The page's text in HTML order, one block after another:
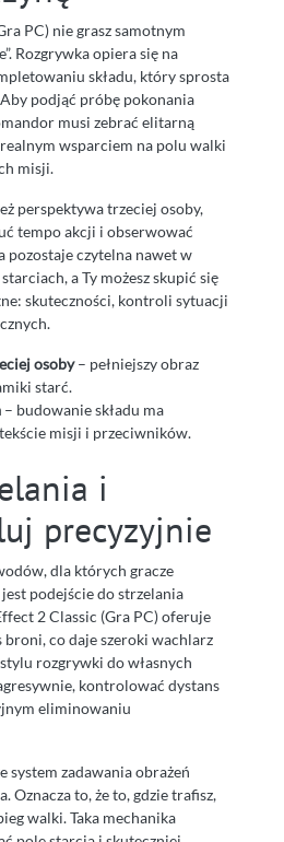
PC) nie grasz samotnym
Rozgrywka opiera się na
składu, który sprosta
podjąć próbę pokonania
musi zebrać elitarną
wsparciem na polu walki
misji.
perspektywa trzeciej osoby,
tempo akcji i obserwować
pozostaje czytelna nawet w
a Ty możesz skupić się
skuteczności, kontroli sytuacji
osoby– pełniejszy obraz
starć.
– budowanie składu ma
misji i przeciwników.
i
precyzyjnie
dla których gracze
podejście do strzelania
2 Classic (Gra PC) oferuje
broni, co daje szeroki wachlarz
rozgrywki do własnych
kontrolować dystans
eliminowaniu
system zadawania obrażeń
Oznacza to, że to, gdzie trafisz,
walki. Taka mechanika